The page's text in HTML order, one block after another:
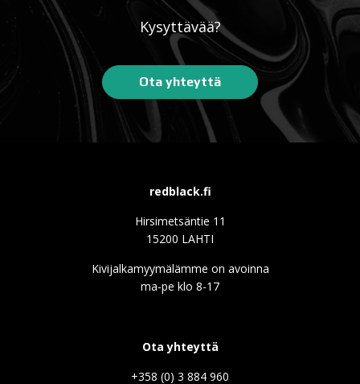
Kysyttävää?
Ota yhteyttä
redblack.fi
Hirsimetsäntie 11
15200 LAHTI
Kivijalkamyymälämme on avoinna
ma-pe klo 8-17
Ota yhteyttä
+358 (0) 3 884 960